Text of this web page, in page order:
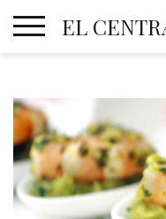
EL